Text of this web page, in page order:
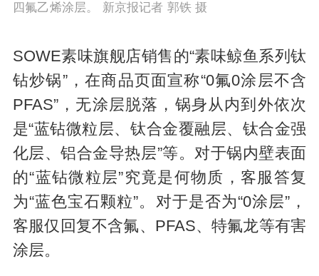
四氟乙烯涂层。 新京报记者 郭铁 摄
SOWE素味旗舰店销售的“素味鲸鱼系列钛
钻炒锅”，在商品页面宣称“0氟0涂层不含
PFAS”，无涂层脱落，锅身从内到外依次
是“蓝钻微粒层、钛合金覆融层、钛合金强
化层、铝合金导热层”等。对于锅内壁表面
的“蓝钻微粒层”究竟是何物质，客服答复
为“蓝色宝石颗粒”。对于是否为“0涂层”，
客服仅回复不含氟、PFAS、特氟龙等有害
涂层。